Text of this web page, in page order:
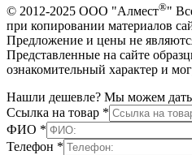
© 2012-2025 ООО "Алмест®"
при копировании материалов
Предложение и цены не
Представленные на сайте
ознакомительный характер и
Нашли дешевле? Мы можем
Ссылка на товар *
ФИО *
Телефон *